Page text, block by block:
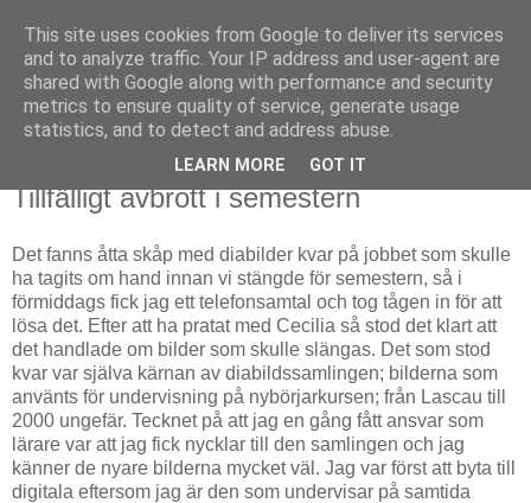
Björn Fritz
vad än som faller mig in
torsdag, juli 03, 2014
Tillfälligt avbrott i semestern
Det fanns åtta skåp med diabilder kvar på jobbet som skulle
ha tagits om hand innan vi stängde för semestern, så i
förmiddags fick jag ett telefonsamtal och tog tågen in för att
lösa det. Efter att ha pratat med Cecilia så stod det klart att
det handlade om bilder som skulle slängas. Det som stod
kvar var själva kärnan av diabildssamlingen; bilderna som
använts för undervisning på nybörjarkursen; från Lascau till
2000 ungefär. Tecknet på att jag en gång fått ansvar som
lärare var att jag fick nycklar till den samlingen och jag
känner de nyare bilderna mycket väl. Jag var först att byta till
digitala eftersom jag är den som undervisar på samtida
This site uses cookies from Google to deliver its services
and to analyze traffic. Your IP address and user-agent are
shared with Google along with performance and security
metrics to ensure quality of service, generate usage
statistics, and to detect and address abuse.
LEARN MORE GOT IT